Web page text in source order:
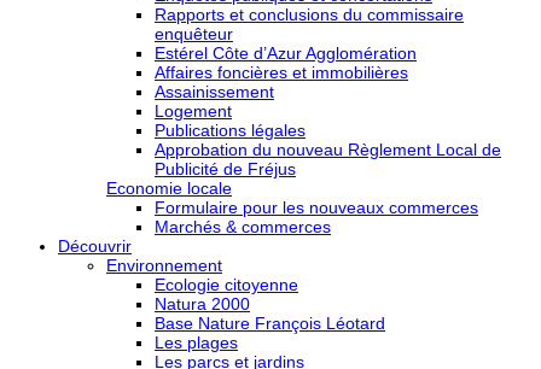
Rapports et conclusions du commissaire
enquêteur
Estérel Côte d’Azur Agglomération
Affaires foncières et immobilières
Assainissement
Logement
Publications légales
Approbation du nouveau Règlement Local de
Publicité de Fréjus
Economie locale
Formulaire pour les nouveaux commerces
Marchés & commerces
Découvrir
Environnement
Ecologie citoyenne
Natura 2000
Base Nature François Léotard
Les plages
Les parcs et jardins